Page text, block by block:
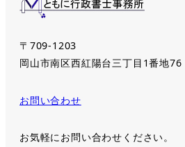
〒709-1203
岡山市南区西紅陽台三丁目1番地76
お問い合わせ
お気軽にお問い合わせください。